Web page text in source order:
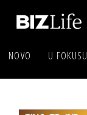
NOVO U FOKUSU